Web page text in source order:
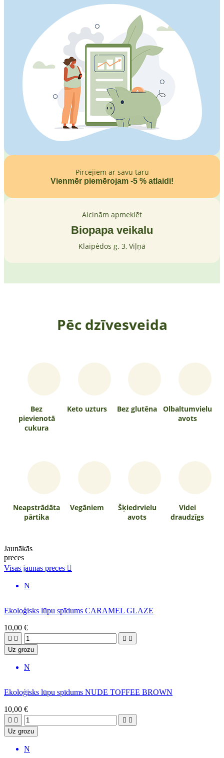
Pircējiem ar savu taru
Vienmēr piemērojam -5 % atlaidi!
Aicinām apmeklēt
Biopapa veikalu
Klaipėdos g. 3, Viļņā
Pēc dzīvesveida
Bez
pievienotā
cukura
Keto uzturs Bez glutēna
Olbaltumvielu
avots
Neapstrādāta
pārtika
Vegāniem
Šķiedrvielu
avots
Videi
draudzīgs
Jaunākās
preces
Visas jaunās preces 
N
Ekoloģisks lūpu spīdums CARAMEL GLAZE
10,00 €
   
Uz grozu
N
Ekoloģisks lūpu spīdums NUDE TOFFEE BROWN
10,00 €
   
Uz grozu
N